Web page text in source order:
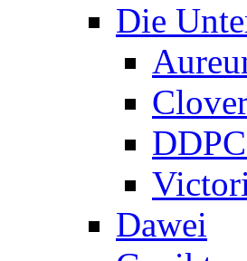
Die
Dawei